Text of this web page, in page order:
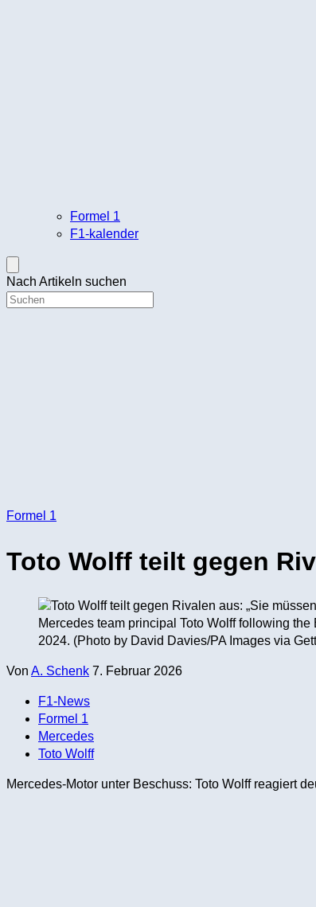
Formel 1
F1-kalender
Nach Artikeln suchen
Formel 1
Toto Wolff teilt gegen
Mercedes team principal Toto Wolff following
2024. (Photo by David Davies/PA Images via
Von A. Schenk 7. Februar 2026
F1-News
Formel 1
Mercedes
Toto Wolff
Mercedes-Motor unter Beschuss: Toto Wolff reagiert